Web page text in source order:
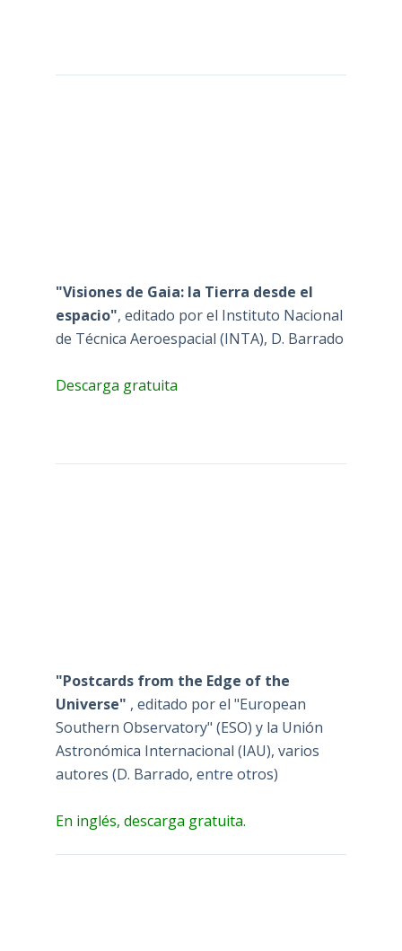
"Visiones de Gaia: la Tierra desde el
espacio", editado por el Instituto Nacional
de Técnica Aeroespacial (INTA), D. Barrado
Descarga gratuita
"Postcards from the Edge of the
Universe" , editado por el "European
Southern Observatory" (ESO) y la Unión
Astronómica Internacional (IAU), varios
autores (D. Barrado, entre otros)
En inglés, descarga gratuita.